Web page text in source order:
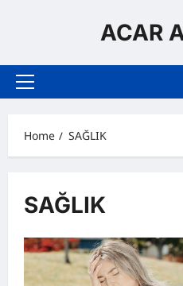
ACAR
Primary
Home
SAĞLIK
SAĞLIK